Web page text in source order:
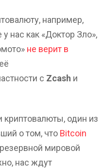
например,
нас как «Доктор Зло»,
не верит в
с Zcash и
криптовалюты, один из
о том, что Bitcoin
мировой
нас ждут